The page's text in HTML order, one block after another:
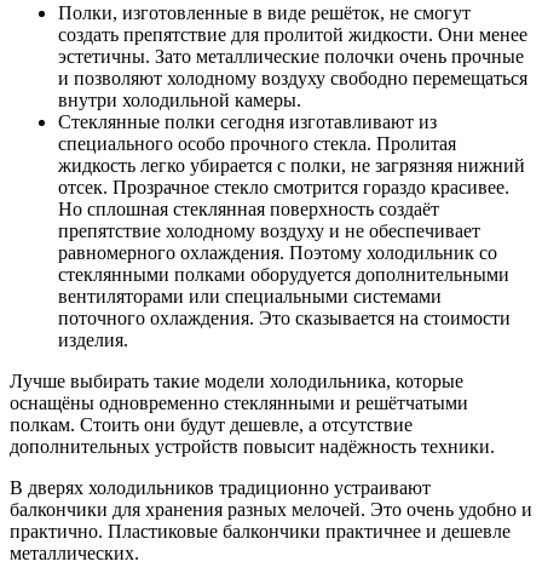
Полки, изготовленные в виде решёток, не смогут
создать препятствие для пролитой жидкости. Они менее
эстетичны. Зато металлические полочки очень прочные
и позволяют холодному воздуху свободно перемещаться
внутри холодильной камеры.
Стеклянные полки сегодня изготавливают из
специального особо прочного стекла. Пролитая
жидкость легко убирается с полки, не загрязняя нижний
отсек. Прозрачное стекло смотрится гораздо красивее.
Но сплошная стеклянная поверхность создаёт
препятствие холодному воздуху и не обеспечивает
равномерного охлаждения. Поэтому холодильник со
стеклянными полками оборудуется дополнительными
вентиляторами или специальными системами
поточного охлаждения. Это сказывается на стоимости
изделия.
Лучше выбирать такие модели холодильника, которые
оснащёны одновременно стеклянными и решётчатыми
полкам. Стоить они будут дешевле, а отсутствие
дополнительных устройств повысит надёжность техники.
В дверях холодильников традиционно устраивают
балкончики для хранения разных мелочей. Это очень удобно и
практично. Пластиковые балкончики практичнее и дешевле
металлических.